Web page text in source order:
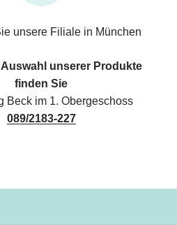
unsere Filiale in München
Auswahl unserer Produkte
finden Sie
Beck im 1. Obergeschoss
089/2183-227